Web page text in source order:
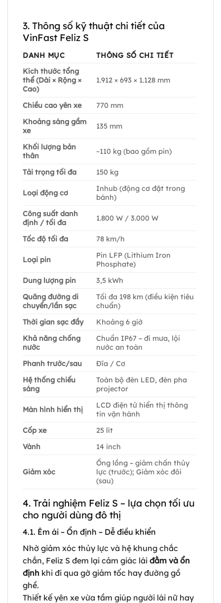
3. Thông số kỹ thuật chi tiết của
VinFast Feliz S
DANH MỤC
THÔNG SỐ CHI TIẾT
Kích thước tổng
thể (Dài × Rộng ×
Cao)
1.912 × 693 × 1.128 mm
Chiều cao yên xe
770 mm
Khoảng sáng gầm
xe
135 mm
Khối lượng bản
thân
~110 kg (bao gồm pin)
Tải trọng tối đa 150 kg
Loại động cơ
Inhub (động cơ đặt trong
bánh)
Công suất danh
định / tối đa
1.800 W / 3.000 W
Tốc độ tối đa 78 km/h
Loại pin
Pin LFP (Lithium Iron
Phosphate)
Dung lượng pin
3,5 kWh
Quãng đường di
chuyển/lần sạc
Tối đa 198 km (điều kiện tiêu
chuẩn)
Thời gian sạc đầy
Khoảng 6 giờ
Khả năng chống
nước
Chuẩn IP67 – đi mưa, lội
nước an toàn
Phanh trước/sau
Đĩa / Cơ
Hệ thống chiếu
sáng
Toàn bộ đèn LED, đèn pha
projector
Màn hình hiển thị
LCD điện tử hiển thị thông
tin vận hành
Cốp xe
25 lít
Vành
14 inch
Giảm xóc
Ống lồng – giảm chấn thủy
lực (trước); Giảm xóc đôi
(sau)
4. Trải nghiệm Feliz S – lựa chọn tối ưu
cho người dùng đô thị
4.1. Êm ái – Ổn định – Dễ điều khiển
Nhờ giảm xóc thủy lực và hệ khung chắc
chắn, Feliz S đem lại cảm giác lái đằm và ổn
định khi đi qua gờ giảm tốc hay đường gồ
ghề.
Thiết kế yên xe vừa tầm giúp người lái nữ hay